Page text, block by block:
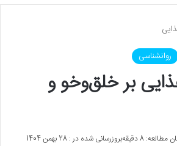
روانشناسی
بر خلق‌وخو و
بروزرسانی شده در : 28 بهمن 1404 مطالعه: 8 دقیقه